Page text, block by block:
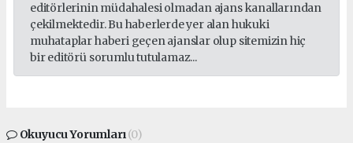
editörlerinin müdahalesi olmadan ajans kanallarından
çekilmektedir. Bu haberlerde yer alan hukuki
muhataplar haberi geçen ajanslar olup sitemizin hiç
bir editörü sorumlu tutulamaz...
Okuyucu Yorumları(0)